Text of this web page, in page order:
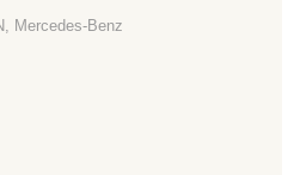
Mercedes-Benz